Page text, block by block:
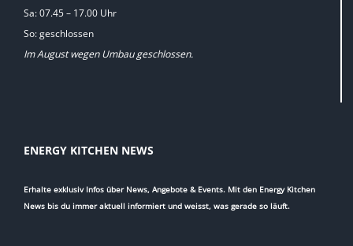
Sa: 07.45 – 17.00 Uhr
So: geschlossen
Im August wegen Umbau geschlossen.
ENERGY KITCHEN NEWS
Erhalte exklusiv Infos über News, Angebote & Events. Mit den Energy Kitchen
News bis du immer aktuell informiert und weisst, was gerade so läuft.